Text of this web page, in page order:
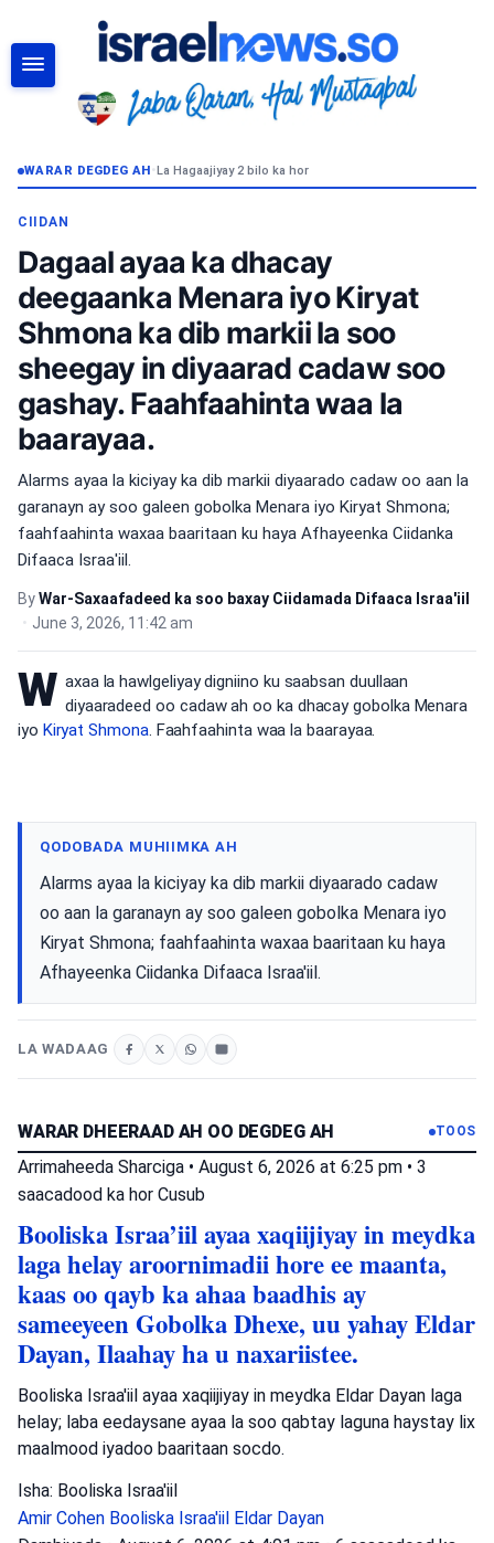
WARAR DEGDEG AH•La Hagaajiyay 2 bilo ka hor
CIIDAN
Dagaal ayaa ka dhacay
deegaanka Menara iyo Kiryat
Shmona ka dib markii la soo
sheegay in diyaarad cadaw soo
gashay. Faahfaahinta waa la
baarayaa.
Alarms ayaa la kiciyay ka dib markii diyaarado cadaw oo aan la
garanayn ay soo galeen gobolka Menara iyo Kiryat Shmona;
faahfaahinta waxaa baaritaan ku haya Afhayeenka Ciidanka
Difaaca Israa'iil.
ByWar-Saxaafadeed ka soo baxay Ciidamada Difaaca Israa'iil
• June 3, 2026, 11:42 am
W axaa la hawlgeliyay digniino ku saabsan duullaan
diyaaradeed oo cadaw ah oo ka dhacay gobolka Menara
iyo Kiryat Shmona. Faahfaahinta waa la baarayaa.
QODOBADA MUHIIMKA AH
Alarms ayaa la kiciyay ka dib markii diyaarado cadaw
oo aan la garanayn ay soo galeen gobolka Menara iyo
Kiryat Shmona; faahfaahinta waxaa baaritaan ku haya
Afhayeenka Ciidanka Difaaca Israa'iil.
LA WADAAG
WARAR DHEERAAD AH OO DEGDEG AH TOOS
Arrimaheeda Sharciga • August 6, 2026 at 6:25 pm • 3
saacadood ka hor Cusub
Booliska Israa’iil ayaa xaqiijiyay in meydka
laga helay aroornimadii hore ee maanta,
kaas oo qayb ka ahaa baadhis ay
sameeyeen Gobolka Dhexe, uu yahay Eldar
Dayan, Ilaahay ha u naxariistee.
Booliska Israa'iil ayaa xaqiijiyay in meydka Eldar Dayan laga
helay; laba eedaysane ayaa la soo qabtay laguna haystay lix
maalmood iyadoo baaritaan socdo.
Isha: Booliska Israa'iil
Amir Cohen Booliska Israa'iil Eldar Dayan